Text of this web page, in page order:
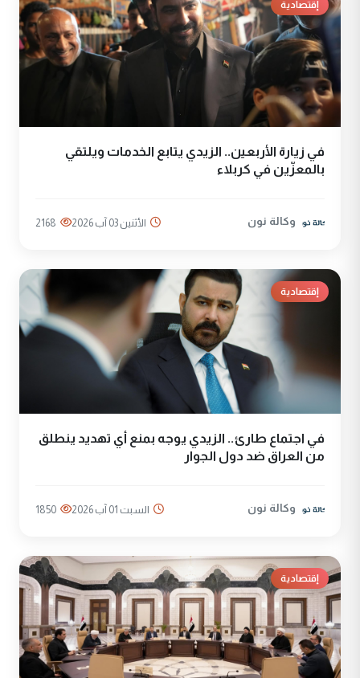
إقتصادية
في زيارة الأربعين.. الزيدي يتابع الخدمات ويلتقي
بالمعزّين في كربلاء
وكالة نون الأثنين 03 آب 2026 2168
إقتصادية
في اجتماع طارئ.. الزيدي يوجه بمنع أي تهديد ينطلق
من العراق ضد دول الجوار
وكالة نون السبت 01 آب 2026 1850
إقتصادية